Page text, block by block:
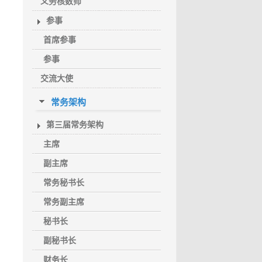
参事
首席参事
参事
交流大使
常务架构
第三届常务架构
主席
副主席
常务秘书长
常务副主席
秘书长
副秘书长
财务长